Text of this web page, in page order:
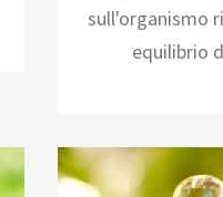
sull'organismo
equilibrio